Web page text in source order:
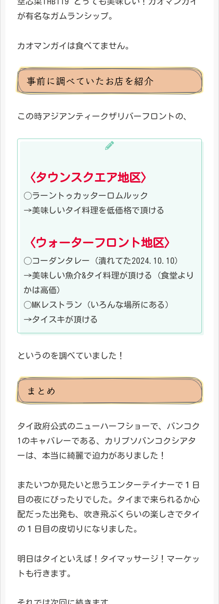
が有名なガムランシップ。
カオマンガイは食べてません。
事前に調べていたお店を紹介
この時アジアンティークザリバーフロントの、
〈タウンスクエア地区〉
◯ラーントゥカッターロムルック
→美味しいタイ料理を低価格で頂ける
〈ウォーターフロント地区〉
◯コーダンタレー（潰れてた2024.10.10）
→美味しい魚介&タイ料理が頂ける（食堂より
かは高価）
◯MKレストラン（いろんな場所にある）
→タイスキが頂ける
というのを調べていました！
まとめ
タイ政府公式のニューハーフショーで、バンコク
1のキャバレーである、カリプソバンコクシアタ
ーは、本当に綺麗で迫力がありました！
またいつか見たいと思うエンターテイナーで１日
目の夜にぴったりでした。タイまで来られるか心
配だった出発も、吹き飛ぶくらいの楽しさでタイ
の１日目の皮切りになりました。
明日はタイといえば！タイマッサージ！マーケッ
トも行きます。